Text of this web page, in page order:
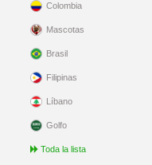
Colombia
Mascotas
Brasil
Filipinas
Líbano
Golfo
Toda la lista